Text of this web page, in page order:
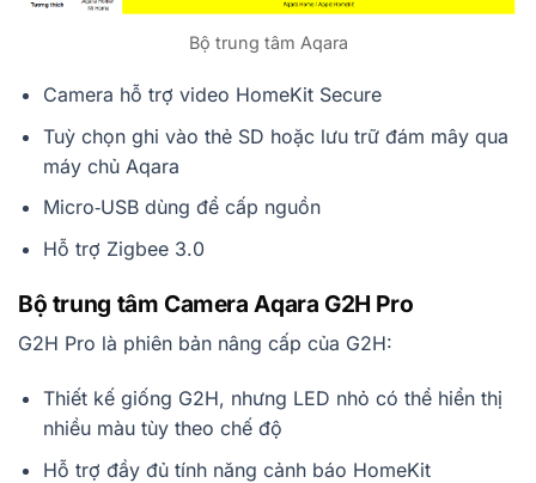
Bộ trung tâm Aqara
Camera hỗ trợ video HomeKit Secure
Tuỳ chọn ghi vào thẻ SD hoặc lưu trữ đám mây qua
máy chủ Aqara
Micro‑USB dùng để cấp nguồn
Hỗ trợ Zigbee 3.0
Bộ trung tâm Camera Aqara G2H Pro
G2H Pro là phiên bản nâng cấp của G2H:
Thiết kế giống G2H, nhưng LED nhỏ có thể hiển thị
nhiều màu tùy theo chế độ
Hỗ trợ đầy đủ tính năng cảnh báo HomeKit